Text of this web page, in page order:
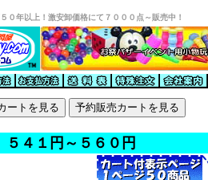
０年以上！激安卸価格にて７０００点～販売中！
５４１円～５６０円